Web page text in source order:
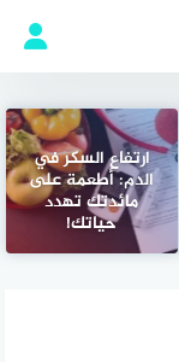
ارتفاع السكر في
الدم: أطعمة على
مائدتك تهدد
حياتك!